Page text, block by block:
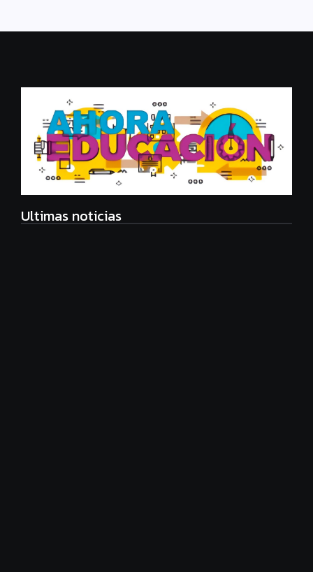
Ultimas noticias